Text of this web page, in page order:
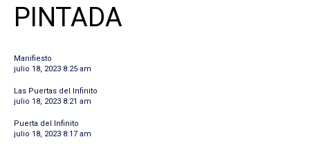
PINTADA
Manifiesto
julio 18, 2023 8:25 am
Las Puertas del Infinito
julio 18, 2023 8:21 am
Puerta del Infinito
julio 18, 2023 8:17 am